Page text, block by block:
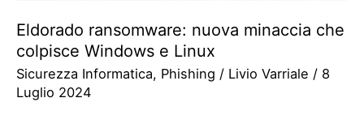
Eldorado ransomware: nuova minaccia che
colpisce Windows e Linux
Sicurezza Informatica, Phishing / Livio Varriale / 8
Luglio 2024